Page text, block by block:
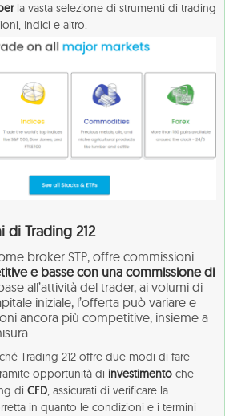
la vasta selezione di strumenti di trading
Indici e altro.
di Trading 212
broker STP, offre commissioni
e basse con una commissione di
all’attività del trader, ai volumi di
iniziale, l’offerta può variare e
ancora più competitive, insieme a
Trading 212 offre due modi di fare
opportunità di investimento che
di CFD, assicurati di verificare la
in quanto le condizioni e i termini